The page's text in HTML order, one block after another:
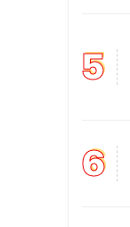
5
6